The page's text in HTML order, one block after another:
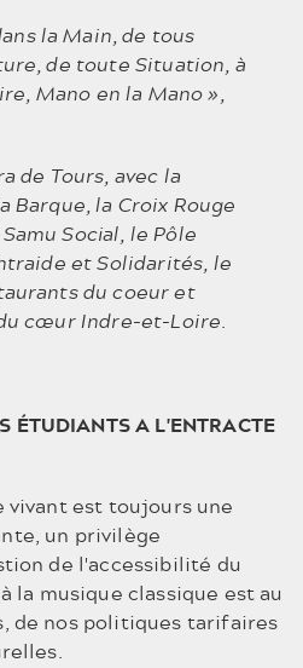
la Main, de tous
de toute Situation, à
Mano en la Mano »,
de Tours, avec la
la Croix Rouge
Social, le Pôle
et Solidarités, le
du coeur et
cœur Indre-et-Loire.
ÉTUDIANTS A L'ENTRACTE
vivant est toujours une
un privilège
de l'accessibilité du
la musique classique est au
de nos politiques tarifaires